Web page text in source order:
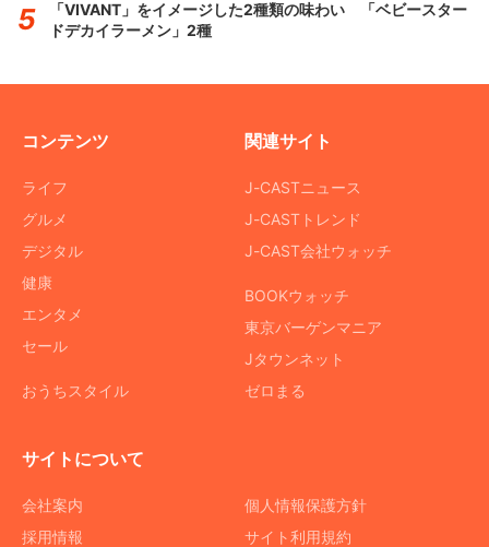
「VIVANT」をイメージした2種類の味わい 「ベビースター
ドデカイラーメン」2種
コンテンツ
ライフ
グルメ
デジタル
健康
エンタメ
セール
おうちスタイル
関連サイト
J-CASTニュース
J-CASTトレンド
J-CAST会社ウォッチ
BOOKウォッチ
東京バーゲンマニア
Jタウンネット
ゼロまる
サイトについて
会社案内
採用情報
個人情報保護方針
サイト利用規約